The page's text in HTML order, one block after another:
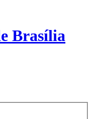
Brasília